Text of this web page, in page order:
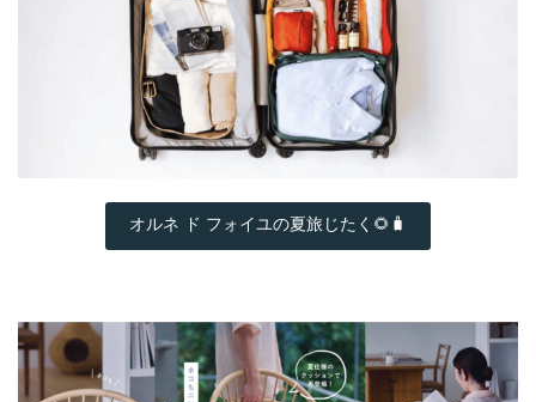
オルネ ド フォイユの夏旅じたく🌻🧳